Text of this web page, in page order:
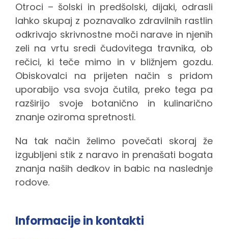
Otroci – šolski in predšolski, dijaki, odrasli
lahko skupaj z poznavalko zdravilnih rastlin
odkrivajo skrivnostne moči narave in njenih
zeli na vrtu sredi čudovitega travnika, ob
rečici, ki teče mimo in v bližnjem gozdu.
Obiskovalci na prijeten način s pridom
uporabijo vsa svoja čutila, preko tega pa
razširijo svoje botanično in kulinarično
znanje oziroma spretnosti.
Na tak način želimo povečati skoraj že
izgubljeni stik z naravo in prenašati bogata
znanja naših dedkov in babic na naslednje
rodove.
Informacije in kontakti